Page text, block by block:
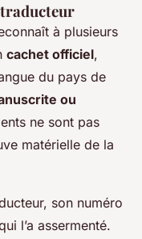
à plusieurs
cachet officiel,
du pays de
ou
ne sont pas
matérielle de la
son numéro
l’a assermenté.